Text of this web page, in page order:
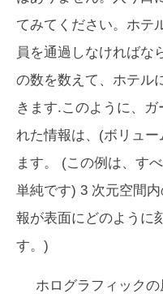
てみてください。ホテ
員を通過しなければな
の数を数えて、ホテル
きます.このように、
れた情報は、(ボリュ
ます。 (この例は、 す
単純です) 3 次元空間
報が表面にどのように
す。)
ホログラフィック